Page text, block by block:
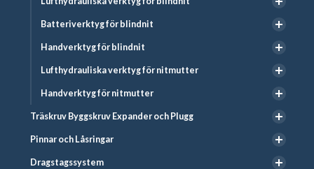
Batteriverktyg för blindnit
Handverktyg för blindnit
Lufthydrauliska verktyg för nitmutter
Handverktyg för nitmutter
Träskruv Byggskruv Expander och Plugg
Pinnar och Låsringar
Dragstagssystem